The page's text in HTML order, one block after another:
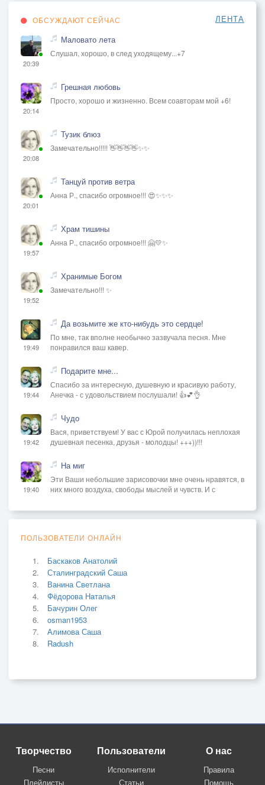
ОБСУЖДАЮТ СЕЙЧАС ЛЕНТА
20:39
Маловато лета
Слушал, хорошо, в след уходящему...+7
20:14
Грешная любовь
Просто, хорошо и жизненно. Всем соавторам мой +6!
20:08
Тузик блюз
Замечательно!!!!! 👋👋👋👋✨✨
20:01
Танцуй против ветра
Анна Р., спасибо огромное!!! 😍✨✨✨
19:57
Храм тишины
Анна Р., спасибо огромное!!! 🤗💛✨
19:52
Хранимые Богом
Замечательно!!! ✨
19:49
Да возьмите же кто-нибудь это сердце!
По мне, так вполне необычно зазвучала песня. Мне
понравился ваш кавер.
19:44
Подарите мне...
Спасибо за интересную, душевную и красивую работу,
Анечка - с удовольствием послушали! 👍💕👌
19:42
Чудо
Вася, приветствуем! У вас с Юрой получилась неплохая
душевная песенка, друзья - молодцы! +++))!!!
19:40
На миг
Эти Ваши небольшие зарисовочки мне очень нравятся, в
них много воздуха, свободы мыслей и чувств. И с
ПОЛЬЗОВАТЕЛИ ОНЛАЙН
Баскаков Анатолий
Сталинградский Саша
Ванина Светлана
Фёдорова Наталья
Бачурин Олег
osman1953
Алимова Саша
Radush
Творчество
Песни
Плейлисты
Пользователи
Исполнители
Статьи
О нас
Правила
Помощь